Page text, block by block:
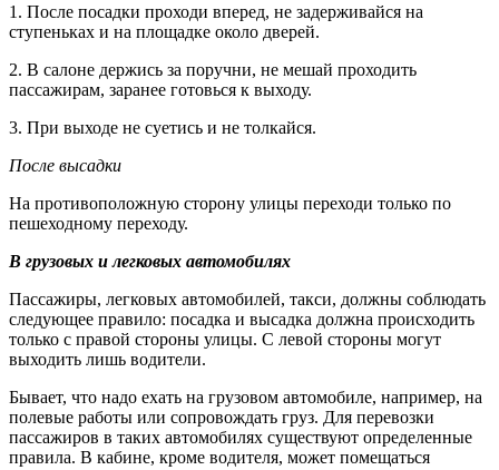
1. После посадки проходи вперед, не задерживайся на
ступеньках и на площадке около дверей.
2. В салоне держись за поручни, не мешай проходить
пассажирам, заранее готовься к выходу.
3. При выходе не суетись и не толкайся.
После высадки
На противоположную сторону улицы переходи только по
пешеходному переходу.
В грузовых и легковых автомобилях
Пассажиры, легковых автомобилей, такси, должны соблюдать
следующее правило: посадка и высадка должна происходить
только с правой стороны улицы. С левой стороны могут
выходить лишь водители.
Бывает, что надо ехать на грузовом автомобиле, например, на
полевые работы или сопровождать груз. Для перевозки
пассажиров в таких автомобилях существуют определенные
правила. В кабине, кроме водителя, может помещаться